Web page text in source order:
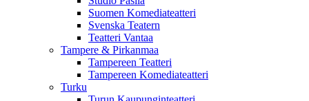
Suomen Komediateatteri
Svenska Teatern
Teatteri Vantaa
Tampere & Pirkanmaa
Tampereen Teatteri
Tampereen Komediateatteri
Turku